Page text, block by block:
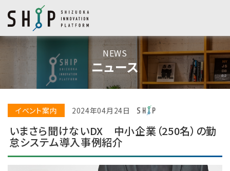
NEWS
ニュース
イベント案内 2024年04月24日
いまさら聞けないDX 中小企業（250名）の勤
怠システム導入事例紹介